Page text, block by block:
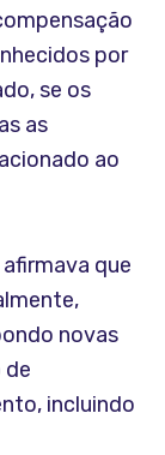
por
se os
as
ao
que
novas
de
incluindo